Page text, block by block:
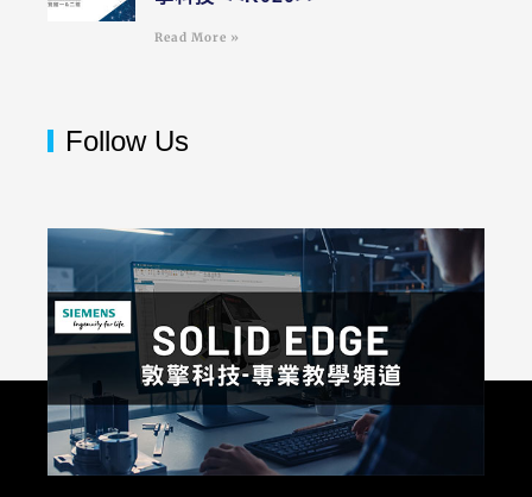
Read More »
Follow Us